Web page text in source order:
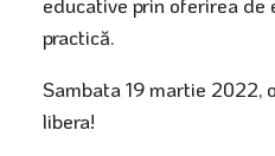
practică.
Sambata 19 martie 2022,
libera!